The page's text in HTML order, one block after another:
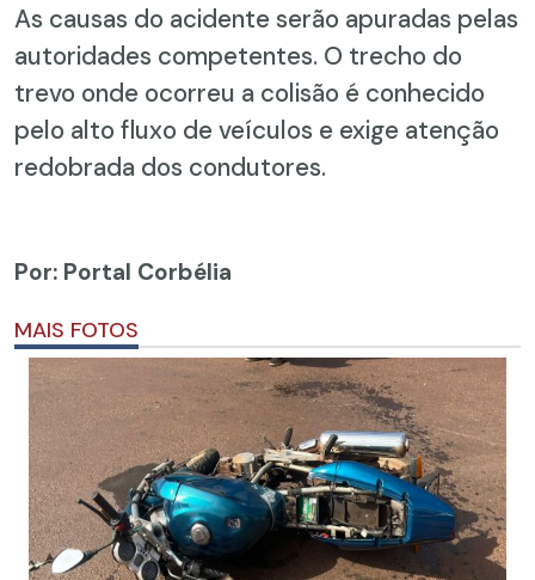
As causas do acidente serão apuradas pelas
autoridades competentes. O trecho do
trevo onde ocorreu a colisão é conhecido
pelo alto fluxo de veículos e exige atenção
redobrada dos condutores.
Por: Portal Corbélia
MAIS FOTOS